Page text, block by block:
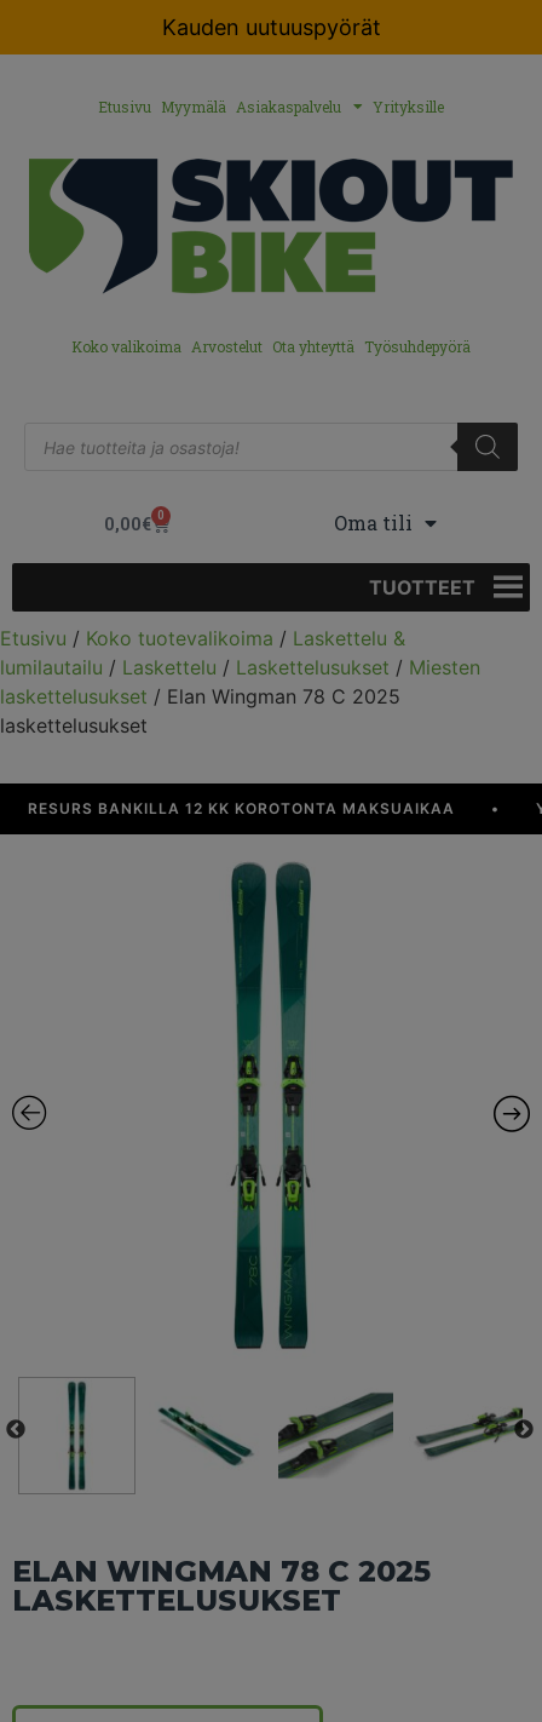
Kauden uutuuspyörät
Etusivu Myymälä Asiakaspalvelu Yrityksille
Koko valikoima Arvostelut Ota yhteyttä Työsuhdepyörä
0,00€ 0 Oma tili
TUOTTEET
Etusivu / Koko tuotevalikoima / Laskettelu &
lumilautailu / Laskettelu / Laskettelusukset / Miesten
laskettelusukset / Elan Wingman 78 C 2025
laskettelusukset
BANKILLA 12 KK KOROTONTA MAKSUAIKAA
ELAN WINGMAN 78 C 2025
LASKETTELUSUKSET